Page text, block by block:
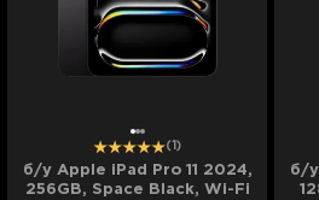
(1)
б/у Apple iPad Pro 11 2024,
256GB, Space Black, Wi-Fi
б/у